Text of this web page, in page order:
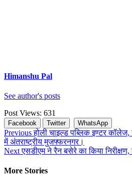
Himanshu Pal
See author's posts
Post Views: 631
Facebook Twitter WhatsApp
Continue
Reading
Previousहोली चाइल्ड पब्लिक इण्टर
में अंतराष्ट्रीय मुजफ्फरनगर।
Nextएसडीएम ने रैन बसेरे का किया
More Stories